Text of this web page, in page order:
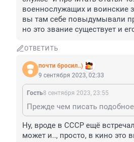
военнослужащих и воинские
вы там себе повыдумывали
но это звание существует и
ОТВЕТИТЬ
почти бросил..)
9 сентября 2023, 02:33
Гость8 сентября 2023, 23:55
Ну, вроде в СССР ещё
может и.., просто, в кино это